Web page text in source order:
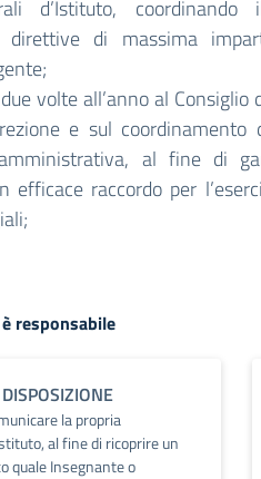
d’Istituto, coordinando
direttive di massima
volte all’anno al Consiglio
e sul coordinamento
al fine di
efficace raccordo per
responsabile
la propria
al fine di ricoprire un
quale Insegnante o